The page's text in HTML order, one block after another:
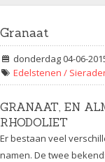
Granaat
donderdag 04-06-
Edelstenen /
GRANAAT, EN
RHODOLIET
Er bestaan veel
namen. De twee